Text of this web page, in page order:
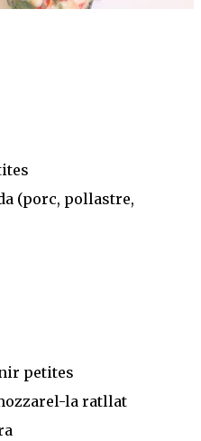
(porc, pollastre,
petites
la ratllat